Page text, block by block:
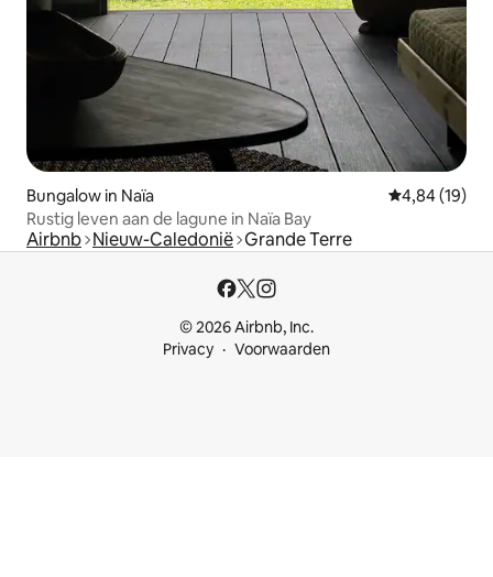
Bungalow in Naïa Gemiddelde
4,84 (19)
Rustig leven aan de lagune in Naïa Bay
Airbnb Nieuw-Caledonië Grande Terre
© 2026 Airbnb, Inc.
Privacy
Voorwaarden